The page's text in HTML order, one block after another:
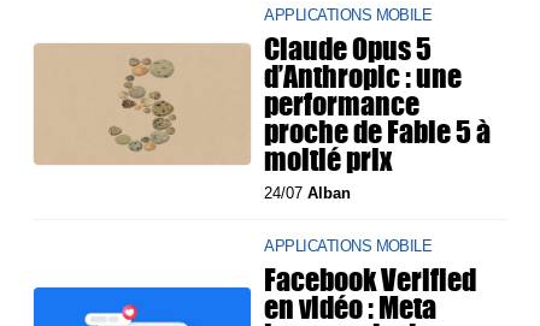
APPLICATIONS MOBILE
Claude Opus 5
d’Anthropic : une
performance
proche de Fable 5 à
moitié prix
24/07Alban
APPLICATIONS MOBILE
Facebook Verified
en vidéo : Meta